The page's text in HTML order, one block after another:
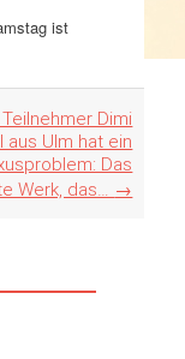
ist
Dimi
aus Ulm hat ein
Das
Werk, das… →